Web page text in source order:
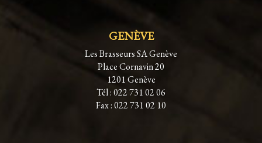
GENÈVE
Les Brasseurs SA Genève
Place Cornavin 20
1201 Genève
Tél : 022 731 02 06
Fax : 022 731 02 10